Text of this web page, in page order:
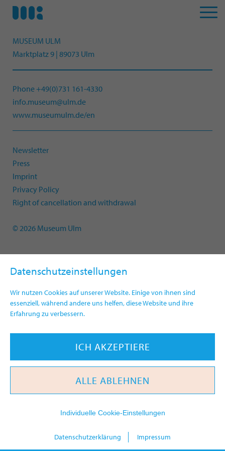
Datenschutzeinstellungen
Wir nutzen Cookies auf unserer Website. Einige von ihnen sind
essenziell, während andere uns helfen, diese Website und ihre
Erfahrung zu verbessern.
ICH AKZEPTIERE
ALLE ABLEHNEN
Individuelle Cookie-Einstellungen
Datenschutzerklärung Impressum
MUSEUM ULM
Marktplatz 9 | 89073 Ulm
Phone +49(0)731 161-4330
info.museum@ulm.de
www.museumulm.de/en
Newsletter
Press
Imprint
Privacy Policy
Right of cancellation and withdrawal
© 2026 Museum Ulm